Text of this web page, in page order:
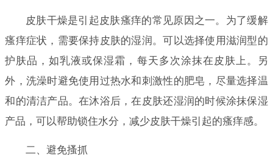
皮肤干燥是引起皮肤瘙痒的常见原因之一。为了缓解
瘙痒症状，需要保持皮肤的湿润。可以选择使用滋润型的
护肤品，如乳液或保湿霜，每天多次涂抹在皮肤上。另
外，洗澡时避免使用过热水和刺激性的肥皂，尽量选择温
和的清洁产品。在沐浴后，在皮肤还湿润的时候涂抹保湿
产品，可以帮助锁住水分，减少皮肤干燥引起的瘙痒感。
二、避免搔抓